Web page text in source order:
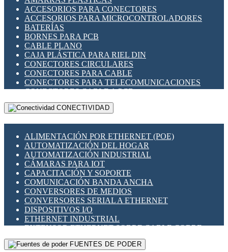
INDICADORES PARA PANEL
INTERFACES DE RELÉ
INTERRUPTORES FIN DE CARRERA
LLAVES CONMUTADORAS
MEDIDORES DE ENERGÍA Y TC'S DE CORRIENTE
MOTORES PASO A PASO
PANTALLAS HMI
PLC -CONTROLADORES LÓGICO PROGRAMABLES
PROGRAMADORES DE HORARIO
RELÉS DE PROTECCIÓN
SENSORES CAPACITIVOS
SENSORES INDUCTIVOS
TEMPORIZADORES
VARIACS
VARIADORES DE FRECUENCIA [VDF]
SECCIONADORES - INTERRUPTORES
MAQUINARIA
ACCESORIOS PARA CONECTORES
ACCESORIOS PARA MICROCONTROLADORES
BATERÍAS
BORNES PARA PCB
CABLE PLANO
CAJA PLÁSTICA PARA RIEL DIN
CONECTORES CIRCULARES
CONECTORES PARA CABLE
CONECTORES PARA TELECOMUNICACIONES
CONECTORES CABLE A PCB
CONECTORES PCB A CABLE
DIP SWITCHES
HERRAMIENTAS VARIAS
ILUMINACIÓN LED
INTERRUPTORES REED
INTERFACES DE RELÉ
OTROS RELÉS
PROTECCIÓN TÉRMICA
RELÉS AUTOMOTRICES
RELÉS DE SEÑAL
RELÉS DE ESTADO SÓLIDO SSR
RELÉS INDUSTRIALES
RELÉS MINIATURA DE POTENCIA
SENSORES MAGNÉTICOS
CONECTIVIDAD
ALIMENTACIÓN POR ETHERNET (POE)
AUTOMATIZACIÓN DEL HOGAR
AUTOMATIZACIÓN INDUSTRIAL
CÁMARAS PARA IOT
CAPACITACIÓN Y SOPORTE
COMUNICACIÓN BANDA ANCHA
CONVERSORES DE MEDIOS
CONVERSORES SERIAL A ETHERNET
DISPOSITIVOS I/O
ETHERNET INDUSTRIAL
EXTENSOR ETHERNET SOBRE CABLE COBRE
GATEWAY LORAWAN
GESTIÓN DE REDESFUENTES DE PODER